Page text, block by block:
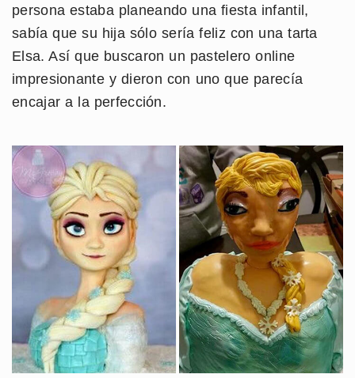
persona estaba planeando una fiesta infantil,
sabía que su hija sólo sería feliz con una tarta
Elsa. Así que buscaron un pastelero online
impresionante y dieron con uno que parecía
encajar a la perfección.